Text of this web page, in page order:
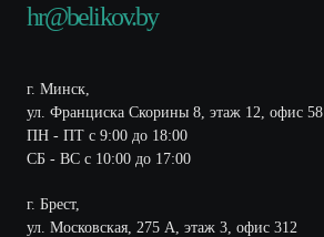
hr@belikov.by
г. Минск,
ул. Франциска Скорины 8, этаж 12, офис 58
ПН - ПТ с 9:00 до 18:00
СБ - ВС с 10:00 до 17:00
г. Брест,
ул. Московская, 275 А, этаж 3, офис 312